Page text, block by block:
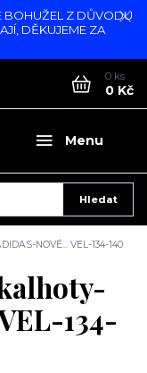
BOHUŽEL Z DŮVODU
DĚKUJEME ZA
Menu
Hledat
0 ks
0 Kč
NOVÉ... VEL-134-140
134-